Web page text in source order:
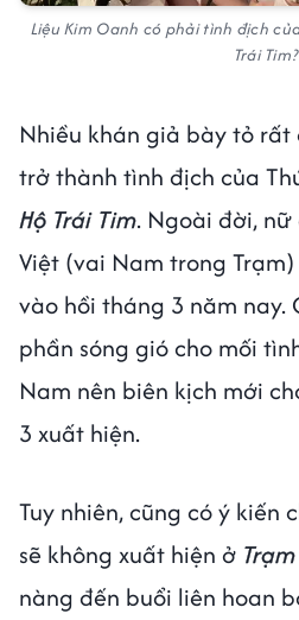
Liệu Kim Oanh có phải tình địch
Trái Tim?
Nhiều khán giả bày tỏ rất
trở thành tình địch của
Hộ Trái Tim. Ngoài đời, nữ
Việt (vai Nam trong
vào hồi tháng 3 năm nay.
phần sóng gió cho mối
Nam nên biên kịch mới
3 xuất hiện.
Tuy nhiên, cũng có ý kiến
sẽ không xuất hiện ở
nàng đến buổi liên hoan